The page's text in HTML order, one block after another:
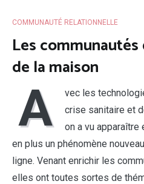
COMMUNAUTÉ RELATIONNELLE
Les
de la maison
A
vec les
crise sanitaire et
on a vu
en plus un phénomène
ligne. Venant enrichir les
elles ont toutes sortes de